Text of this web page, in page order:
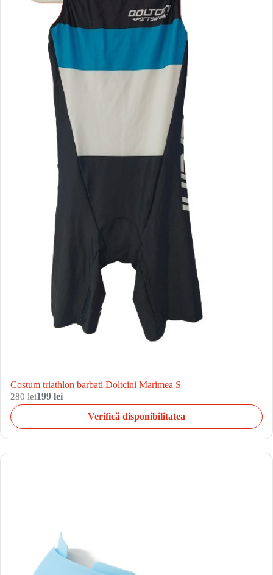
Costum triathlon barbati Doltcini Marimea S
280 lei199 lei
Verifică disponibilitatea